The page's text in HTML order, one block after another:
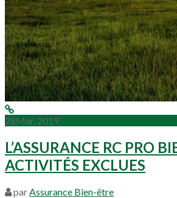
28Mar, 2019
L’ASSURANCE RC PRO
ACTIVITÉS EXCLUES
par Assurance Bien-être